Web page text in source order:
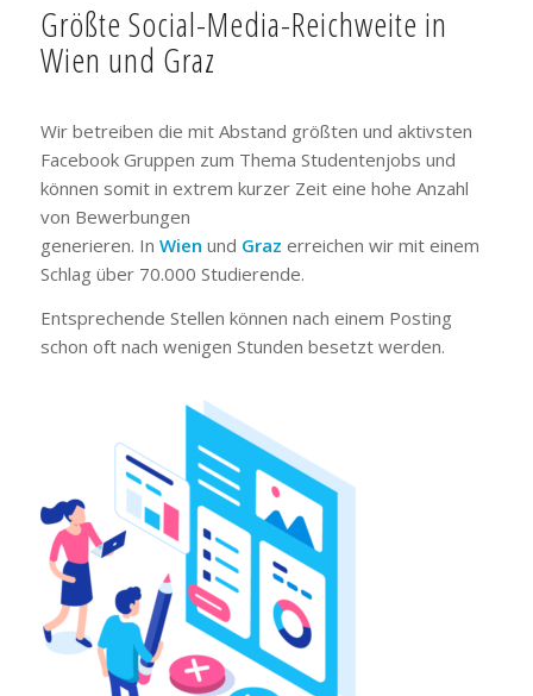
Größte Social-Media-Reichweite in
Wien und Graz
Wir betreiben die mit Abstand größten und aktivsten
Facebook Gruppen zum Thema Studentenjobs und
können somit in extrem kurzer Zeit eine hohe Anzahl
von Bewerbungen
generieren. In Wien und Graz erreichen wir mit einem
Schlag über 70.000 Studierende.
Entsprechende Stellen können nach einem Posting
schon oft nach wenigen Stunden besetzt werden.